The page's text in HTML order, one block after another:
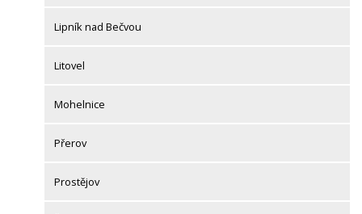
Lipník nad Bečvou
Litovel
Mohelnice
Přerov
Prostějov